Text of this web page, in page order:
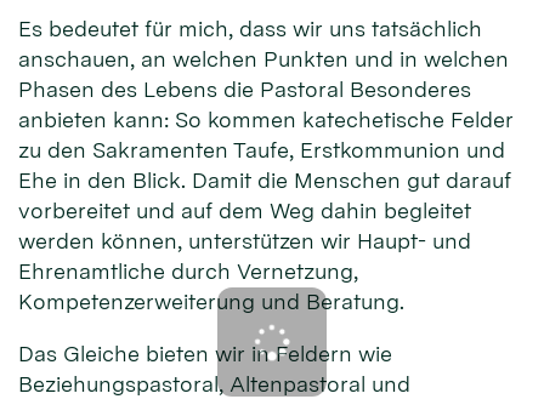
Es bedeutet für mich, dass wir uns tatsächlich
anschauen, an welchen Punkten und in welchen
Phasen des Lebens die Pastoral Besonderes
anbieten kann: So kommen katechetische Felder
zu den Sakramenten Taufe, Erstkommunion und
Ehe in den Blick. Damit die Menschen gut darauf
vorbereitet und auf dem Weg dahin begleitet
werden können, unterstützen wir Haupt- und
Ehrenamtliche durch Vernetzung,
Kompetenzerweiterung und Beratung.
Das Gleiche bieten wir in Feldern wie
Beziehungspastoral, Altenpastoral und